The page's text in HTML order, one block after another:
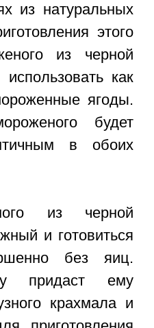
из натуральных
этого
из черной
как
ягоды.
будет
в обоих
из черной
и готовиться
без яиц.
придаст ему
крахмала и